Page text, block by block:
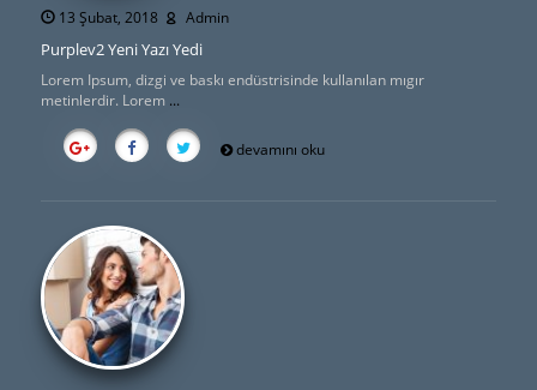
13 Şubat, 2018 Admin
Purplev2 Yeni Yazı Yedi
Lorem Ipsum, dizgi ve baskı endüstrisinde kullanılan mıgır
metinlerdir. Lorem ...
devamını oku